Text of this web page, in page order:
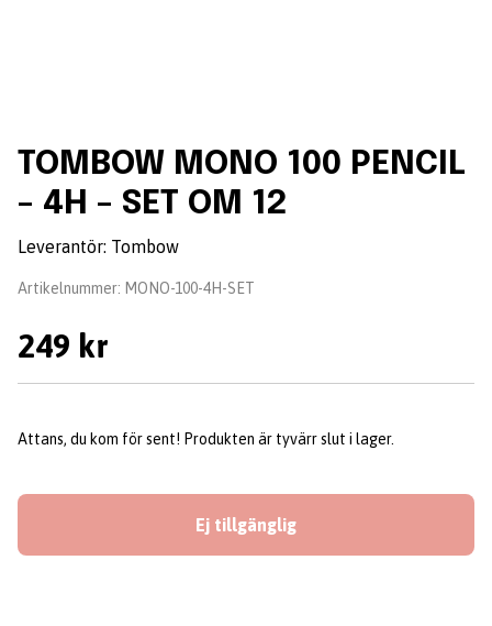
TOMBOW MONO 100 PENCIL
– 4H – SET OM 12
Leverantör: Tombow
Artikelnummer: MONO-100-4H-SET
249 kr
Attans, du kom för sent! Produkten är tyvärr slut i lager.
Ej tillgänglig